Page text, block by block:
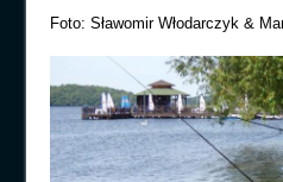
Foto: Sławomir Włodarczyk &